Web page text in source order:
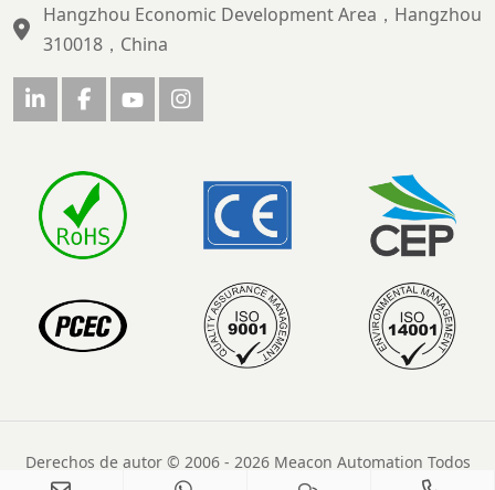
Hangzhou Economic Development Area，Hangzhou
310018，China
Derechos de autor © 2006 - 2026 Meacon Automation Todos